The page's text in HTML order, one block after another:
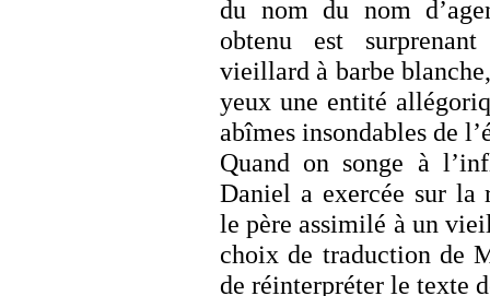
du nom du nom
obtenu est
vieillard à barbe
yeux une entité
abîmes insondables de
Quand on songe à
Daniel a exercée sur la
le père assimilé à un
choix de traduction de
de réinterpréter le texte